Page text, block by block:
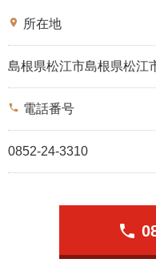
place 所在地
島根県松江市島根県松江
phone 電話番号
0852-24-3310
phone